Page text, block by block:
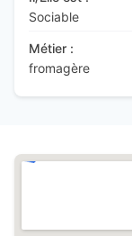
Sociable
Métier :
fromagère